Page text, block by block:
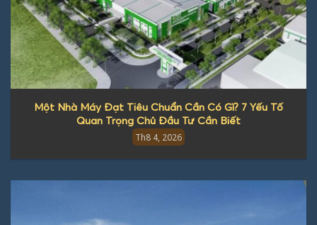
Một Nhà Máy Đạt Tiêu Chuẩn Cần Có Gì? 7 Yếu Tố
Quan Trọng Chủ Đầu Tư Cần Biết
Th8 4, 2026